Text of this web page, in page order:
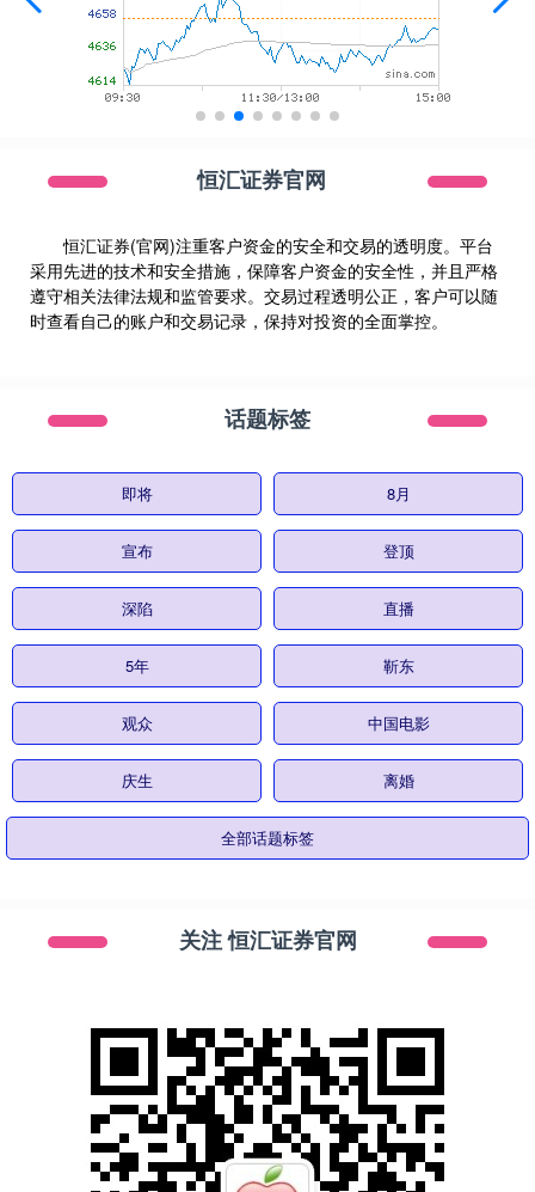
恒汇证券官网
恒汇证券(官网)注重客户资金的安全和交易的透明度。平台
采用先进的技术和安全措施，保障客户资金的安全性，并且严格
遵守相关法律法规和监管要求。交易过程透明公正，客户可以随
时查看自己的账户和交易记录，保持对投资的全面掌控。
话题标签
即将 8月
宣布 登顶
深陷 直播
5年 靳东
观众 中国电影
庆生 离婚
全部话题标签
关注 恒汇证券官网